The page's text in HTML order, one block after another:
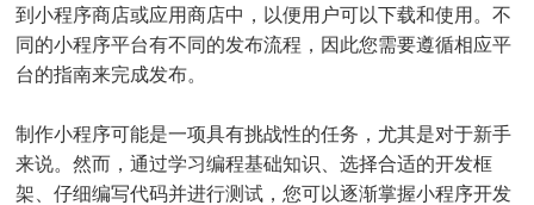
到小程序商店或应用商店中，以便用户可以下载和使用。不
同的小程序平台有不同的发布流程，因此您需要遵循相应平
台的指南来完成发布。
制作小程序可能是一项具有挑战性的任务，尤其是对于新手
来说。然而，通过学习编程基础知识、选择合适的开发框
架、仔细编写代码并进行测试，您可以逐渐掌握小程序开发